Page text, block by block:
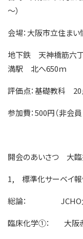
～）
会場：大阪市立住
地下鉄 天神橋筋六丁目駅下車 3号出口連絡ＪＲ環状線 天
満駅 北へ650ｍ
評価点：基礎教科 20
参加費：500円（非会
開会のあいさつ
1, 標準化サーベイ
総論：
臨床化学①：